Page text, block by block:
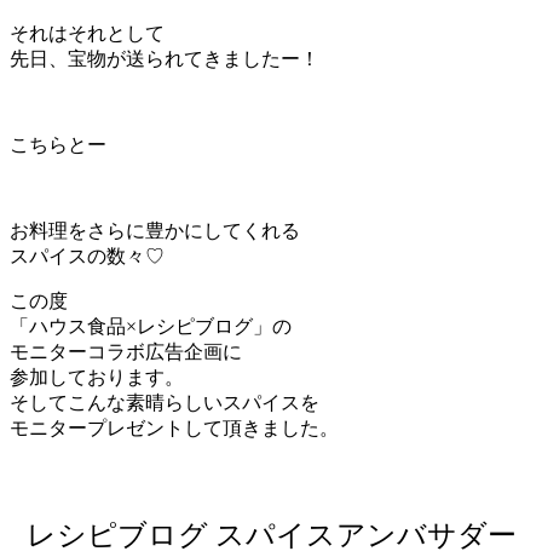
それはそれとして
先日、宝物が送られてきましたー！
こちらとー
お料理をさらに豊かにしてくれる
スパイスの数々♡
この度
「ハウス食品×レシピブログ」の
モニターコラボ広告企画に
参加しております。
そしてこんな素晴らしいスパイスを
モニタープレゼントして頂きました。
レシピブログ スパイスアンバサダー